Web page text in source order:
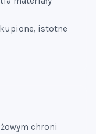
istotne
chroni